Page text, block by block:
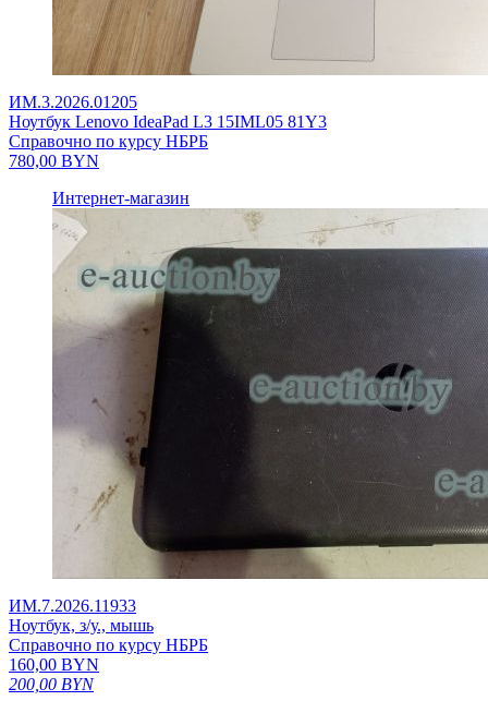
ИМ.3.2026.01205
Ноутбук Lenovo IdeaPad L3 15IML05 81Y3
Справочно по курсу НБРБ
780,00 BYN
Интернет-магазин
ИМ.7.2026.11933
Ноутбук, з/у., мышь
Справочно по курсу НБРБ
160,00 BYN
200,00 BYN